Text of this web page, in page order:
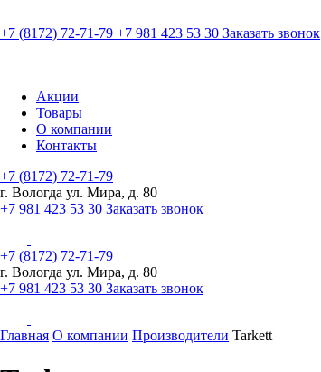
+7 (8172) 72-71-79 +7 981 423 53 30 Заказать звонок
Акции
Товары
О компании
Контакты
+7 (8172) 72-71-79
г. Вологда ул. Мира, д. 80
+7 981 423 53 30 Заказать звонок
+7 (8172) 72-71-79
г. Вологда ул. Мира, д. 80
+7 981 423 53 30 Заказать звонок
Главная О компании Производители Tarkett